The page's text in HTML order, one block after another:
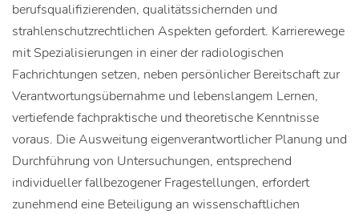
berufsqualifizierenden, qualitätssichernden und
strahlenschutzrechtlichen Aspekten gefordert. Karrierewege
mit Spezialisierungen in einer der radiologischen
Fachrichtungen setzen, neben persönlicher Bereitschaft zur
Verantwortungsübernahme und lebenslangem Lernen,
vertiefende fachpraktische und theoretische Kenntnisse
voraus. Die Ausweitung eigenverantwortlicher Planung und
Durchführung von Untersuchungen, entsprechend
individueller fallbezogener Fragestellungen, erfordert
zunehmend eine Beteiligung an wissenschaftlichen